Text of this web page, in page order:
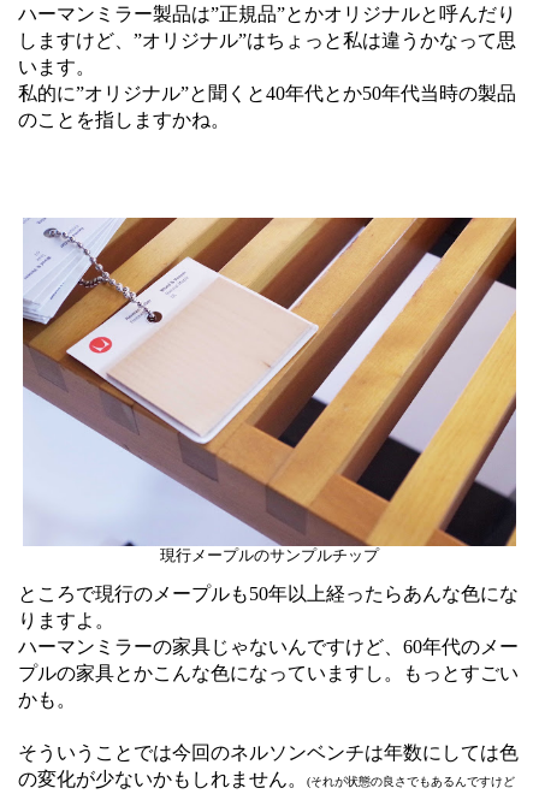
ハーマンミラー製品は”正規品”とかオリジナルと呼んだり
しますけど、”オリジナル”はちょっと私は違うかなって思
います。
私的に”オリジナル”と聞くと40年代とか50年代当時の製品
のことを指しますかね。
現行メープルのサンプルチップ
ところで現行のメープルも50年以上経ったらあんな色にな
りますよ。
ハーマンミラーの家具じゃないんですけど、60年代のメー
プルの家具とかこんな色になっていますし。もっとすごい
かも。
そういうことでは今回のネルソンベンチは年数にしては色
の変化が少ないかもしれません。
(それが状態の良さでもあるんですけど